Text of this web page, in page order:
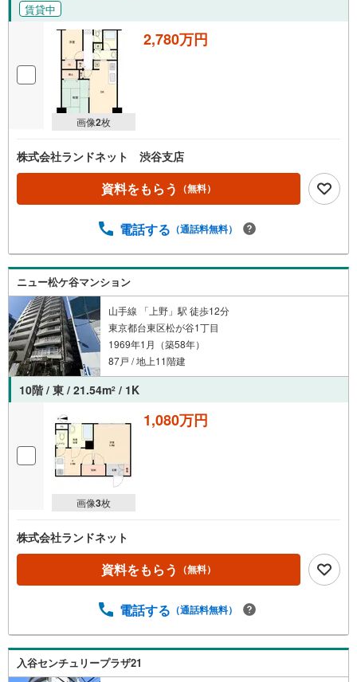
賃貸中
画像2枚
2,780万円
株式会社ランドネット 渋谷支店
資料をもらう （無料）
電話する （通話料無料）
ニュー松ケ谷マンション
山手線 「上野」駅 徒歩12分
東京都台東区松が谷1丁目
1969年1月（築58年）
87戸 / 地上11階建
10階 / 東 / 21.54m2 / 1K
画像3枚
1,080万円
株式会社ランドネット
資料をもらう （無料）
電話する （通話料無料）
入谷センチュリープラザ21